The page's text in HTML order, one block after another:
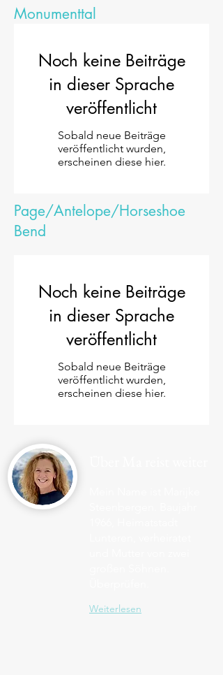
Monumenttal
Noch keine Beiträge
in dieser Sprache
veröffentlicht
Sobald neue Beiträge
veröffentlicht wurden,
erscheinen diese hier.
Page/Antelope/Horseshoe
Bend
Noch keine Beiträge
in dieser Sprache
veröffentlicht
Sobald neue Beiträge
veröffentlicht wurden,
erscheinen diese hier.
Weiterlesen